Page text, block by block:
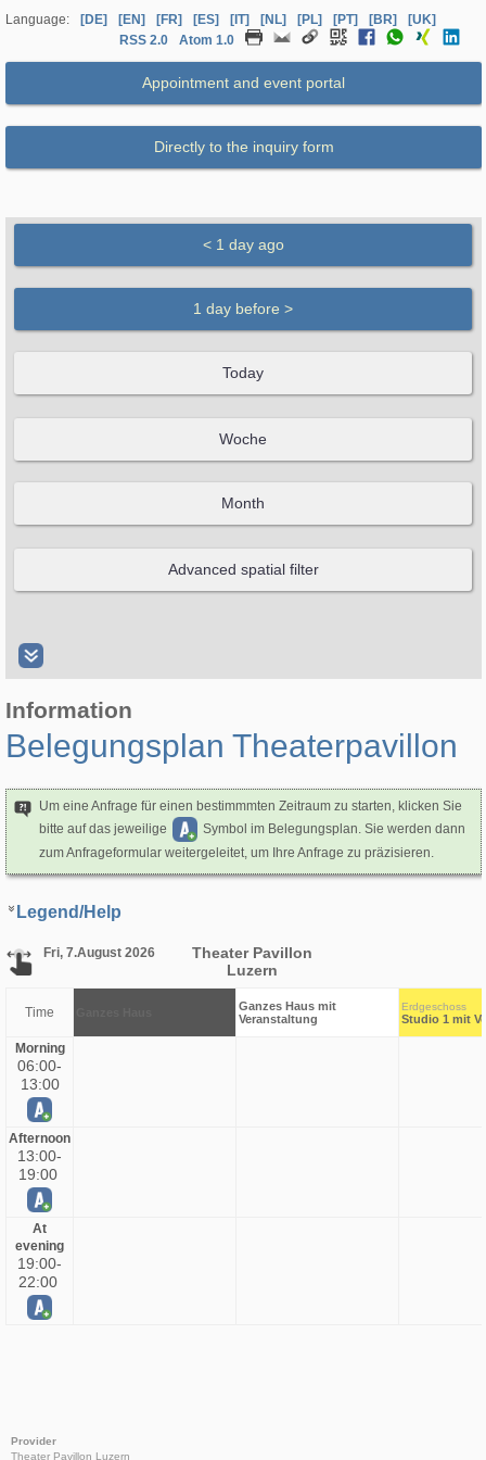
Language: [DE] [EN] [FR] [ES] [IT] [NL] [PL] [PT] [BR]
[UK]
RSS 2.0
Atom 1.0
Appointment and event portal
Directly to the inquiry form
Information
Belegungsplan Theaterpavillon
Um eine Anfrage für einen bestimmmten Zeitraum zu starten, klicken Sie
bitte auf das jeweilige
Symbol im Belegungsplan. Sie werden dann
zum Anfrageformular weitergeleitet, um Ihre Anfrage zu präzisieren.
Legend/Help
Fri, 7.August 2026
Theater Pavillon
Luzern
Time
Ganzes Haus mit
Veranstaltung
Erdgeschoss
Studio 1 mit
Morning
06:00-
13:00
Afternoon
13:00-
19:00
At
evening
19:00-
22:00
Provider
Theater Pavillon Luzern